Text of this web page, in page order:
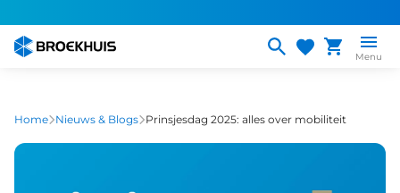
naar
gaan
Menu
Home Nieuws & Blogs Prinsjesdag 2025: alles over mobiliteit